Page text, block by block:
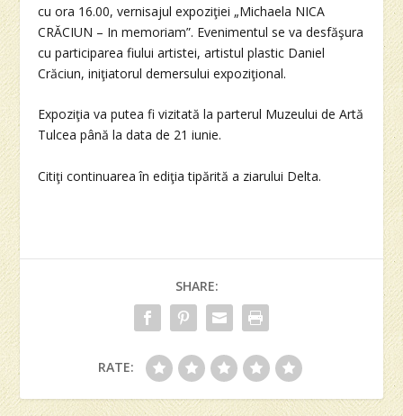
cu ora 16.00, vernisajul expoziţiei „Michaela NICA
CRĂCIUN – In memoriam”. Evenimentul se va desfăşura
cu participarea fiului artistei, artistul plastic Daniel
Crăciun, iniţiatorul demersului expoziţional.
Expoziţia va putea fi vizitată la parterul Muzeului de Artă
Tulcea până la data de 21 iunie.
Citiţi continuarea în ediţia tipărită a ziarului Delta.
SHARE:
RATE: